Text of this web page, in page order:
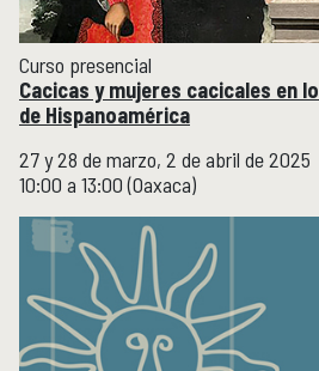
Curso presencial
Cacicas y mujeres cacicales en
de Hispanoamérica
27 y 28 de marzo, 2 de abril de 2025
10:00 a 13:00 (Oaxaca)